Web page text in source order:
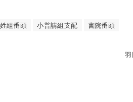
組番頭 小普請組支配 書院番頭